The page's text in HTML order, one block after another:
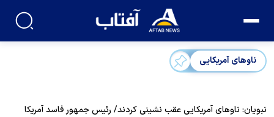
ناوهای آمریکایی
نبویان: ناوهای آمریکایی عقب نشینی کردند/ رئیس جمهور فاسد آمریکا